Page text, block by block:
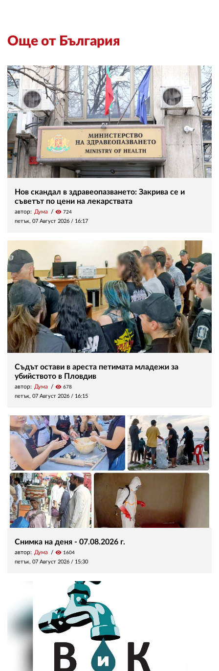
Още от България
Нов скандал в здравеопазването: Закрива се и
съветът по цени на лекарствата
автор: Дума visibility 724
петък, 07 Август 2026 / 16:17
Съдът остави в ареста петимата младежи за
убийството в Пловдив
автор: Дума visibility 678
петък, 07 Август 2026 / 16:15
Снимка на деня - 07.08.2026 г.
автор: Дума visibility 1604
петък, 07 Август 2026 / 15:30